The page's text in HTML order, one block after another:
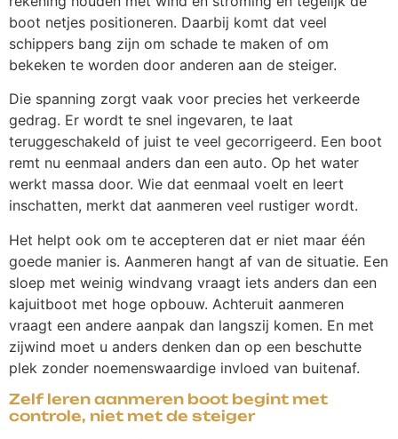
boot netjes positioneren. Daarbij komt dat veel
schippers bang zijn om schade te maken of om
bekeken te worden door anderen aan de steiger.
Die spanning zorgt vaak voor precies het verkeerde
gedrag. Er wordt te snel ingevaren, te laat
teruggeschakeld of juist te veel gecorrigeerd. Een boot
remt nu eenmaal anders dan een auto. Op het water
werkt massa door. Wie dat eenmaal voelt en leert
inschatten, merkt dat aanmeren veel rustiger wordt.
Het helpt ook om te accepteren dat er niet maar één
goede manier is. Aanmeren hangt af van de situatie. Een
sloep met weinig windvang vraagt iets anders dan een
kajuitboot met hoge opbouw. Achteruit aanmeren
vraagt een andere aanpak dan langszij komen. En met
zijwind moet u anders denken dan op een beschutte
plek zonder noemenswaardige invloed van buitenaf.
Zelf leren aanmeren boot begint met
controle, niet met de steiger